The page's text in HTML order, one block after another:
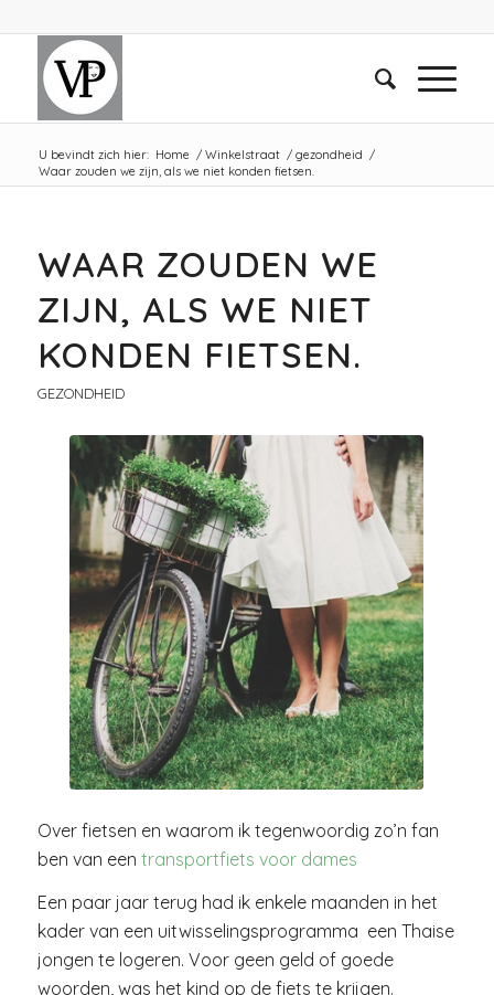
U bevindt zich hier: Home / Winkelstraat / gezondheid /
Waar zouden we zijn, als we niet konden fietsen.
WAAR ZOUDEN WE
ZIJN, ALS WE NIET
KONDEN FIETSEN.
GEZONDHEID
Over fietsen en waarom ik tegenwoordig zo’n fan
ben van een transportfiets voor dames
Een paar jaar terug had ik enkele maanden in het
kader van een uitwisselingsprogramma een Thaise
jongen te logeren. Voor geen geld of goede
woorden, was het kind op de fiets te krijgen.